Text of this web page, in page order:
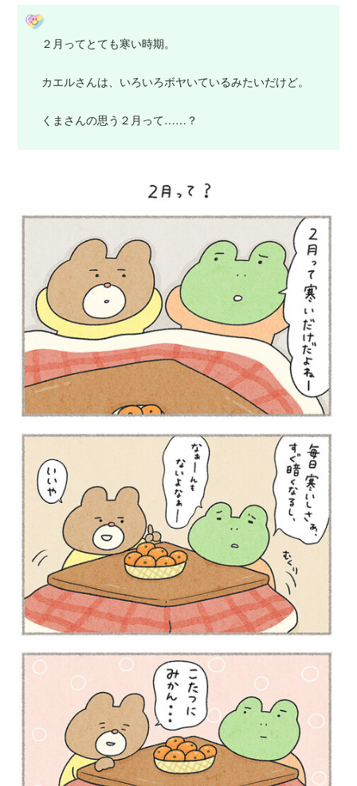
２月ってとても寒い時期。
カエルさんは、いろいろボヤいているみたいだけど。
くまさんの思う２月って……？